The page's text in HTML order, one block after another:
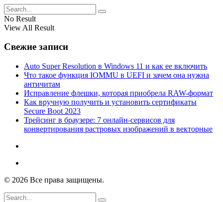
No Result
View All Result
Свежие записи
Auto Super Resolution в Windows 11 и как ее включить
Что такое функция IOMMU в UEFI и зачем она нужна
античитам
Исправление флешки, которая приобрела RAW-формат
Как вручную получить и установить сертификаты
Secure Boot 2023
Трейсинг в браузере: 7 онлайн-сервисов для
конвертирования растровых изображений в векторные
© 2026 Все права защищены.